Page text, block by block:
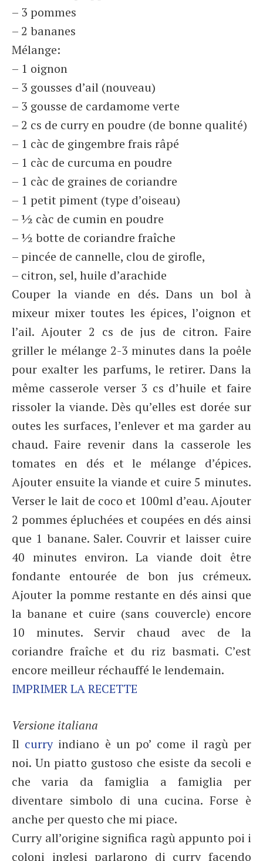
– 3 pommes
– 2 bananes
Mélange:
– 1 oignon
– 3 gousses d’ail (nouveau)
– 3 gousse de cardamome verte
– 2 cs de curry en poudre (de bonne qualité)
– 1 càc de gingembre frais râpé
– 1 càc de curcuma en poudre
– 1 càc de graines de coriandre
– 1 petit piment (type d’oiseau)
– ½ càc de cumin en poudre
– ½ botte de coriandre fraîche
– pincée de cannelle, clou de girofle,
– citron, sel, huile d’arachide
Couper la viande en dés. Dans un bol à
mixeur mixer toutes les épices, l’oignon et
l’ail. Ajouter 2 cs de jus de citron. Faire
griller le mélange 2-3 minutes dans la poêle
pour exalter les parfums, le retirer. Dans la
même casserole verser 3 cs d’huile et faire
rissoler la viande. Dès qu’elles est dorée sur
outes les surfaces, l’enlever et ma garder au
chaud. Faire revenir dans la casserole les
tomates en dés et le mélange d’épices.
Ajouter ensuite la viande et cuire 5 minutes.
Verser le lait de coco et 100ml d’eau. Ajouter
2 pommes épluchées et coupées en dés ainsi
que 1 banane. Saler. Couvrir et laisser cuire
40 minutes environ. La viande doit être
fondante entourée de bon jus crémeux.
Ajouter la pomme restante en dés ainsi que
la banane et cuire (sans couvercle) encore
10 minutes. Servir chaud avec de la
coriandre fraîche et du riz basmati. C’est
encore meilleur réchauffé le lendemain.
IMPRIMER LA RECETTE
Versione italiana
Il curry indiano è un po’ come il ragù per
noi. Un piatto gustoso che esiste da secoli e
che varia da famiglia a famiglia per
diventare simbolo di una cucina. Forse è
anche per questo che mi piace.
Curry all’origine significa ragù appunto poi i
coloni inglesi parlarono di curry facendo